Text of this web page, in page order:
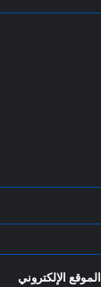
الموقع الإلكتروني